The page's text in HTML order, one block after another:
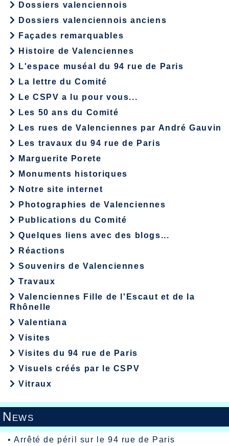
Dossiers valenciennois
Dossiers valenciennois anciens
Façades remarquables
Histoire de Valenciennes
L'espace muséal du 94 rue de Paris
La lettre du Comité
Le CSPV a lu pour vous...
Les 50 ans du Comité
Les rues de Valenciennes par André Gauvin
Les travaux du 94 rue de Paris
Marguerite Porete
Monuments historiques
Notre site internet
Photographies de Valenciennes
Publications du Comité
Quelques liens avec des blogs...
Réactions
Souvenirs de Valenciennes
Travaux
Valenciennes Fille de l'Escaut et de la
Rhônelle
Valentiana
Visites
Visites du 94 rue de Paris
Visuels créés par le CSPV
Vitraux
News
•Arrêté de péril sur le 94 rue de Paris